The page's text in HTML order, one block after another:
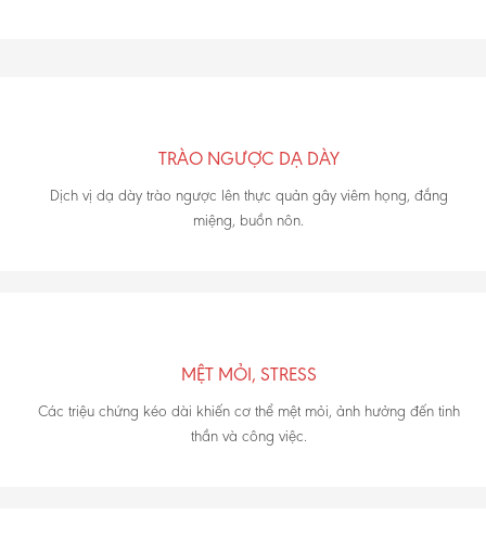
TRÀO NGƯỢC DẠ DÀY
Dịch vị dạ dày trào ngược lên thực quản gây viêm họng, đắng
miệng, buồn nôn.
MỆT MỎI, STRESS
Các triệu chứng kéo dài khiến cơ thể mệt mỏi, ảnh hưởng đến tinh
thần và công việc.